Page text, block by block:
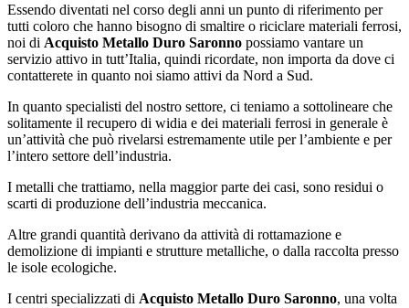
Essendo diventati nel corso degli anni un punto di riferimento per
tutti coloro che hanno bisogno di smaltire o riciclare materiali ferrosi,
noi di Acquisto Metallo Duro Saronno possiamo vantare un
servizio attivo in tutt’Italia, quindi ricordate, non importa da dove ci
contatterete in quanto noi siamo attivi da Nord a Sud.
In quanto specialisti del nostro settore, ci teniamo a sottolineare che
solitamente il recupero di widia e dei materiali ferrosi in generale è
un’attività che può rivelarsi estremamente utile per l’ambiente e per
l’intero settore dell’industria.
I metalli che trattiamo, nella maggior parte dei casi, sono residui o
scarti di produzione dell’industria meccanica.
Altre grandi quantità derivano da attività di rottamazione e
demolizione di impianti e strutture metalliche, o dalla raccolta presso
le isole ecologiche.
I centri specializzati di Acquisto Metallo Duro Saronno, una volta